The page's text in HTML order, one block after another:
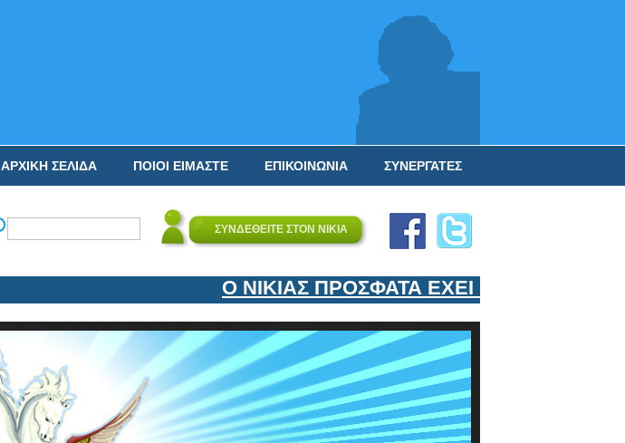
ΣΥΝΕΡΓΑΤΕΣ
ΕΠΙΚΟΙΝΩΝΙΑ
ΠΟΙΟΙ ΕΙΜΑΣΤΕ
ΑΡΧΙΚΗ ΣΕΛΙΔΑ
ΣΥΝΔΕΘΕΙΤΕ ΣΤΟΝ ΝΙΚΙΑ
Ο ΝΙΚΙΑΣ ΠΡΟΣΦΑΤΑ ΕΧΕΙ ΕΝΤΑΞΕΙ ΣΤΟΝ